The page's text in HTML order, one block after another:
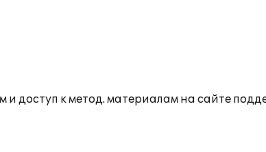
и доступ к метод. материалам на сайте